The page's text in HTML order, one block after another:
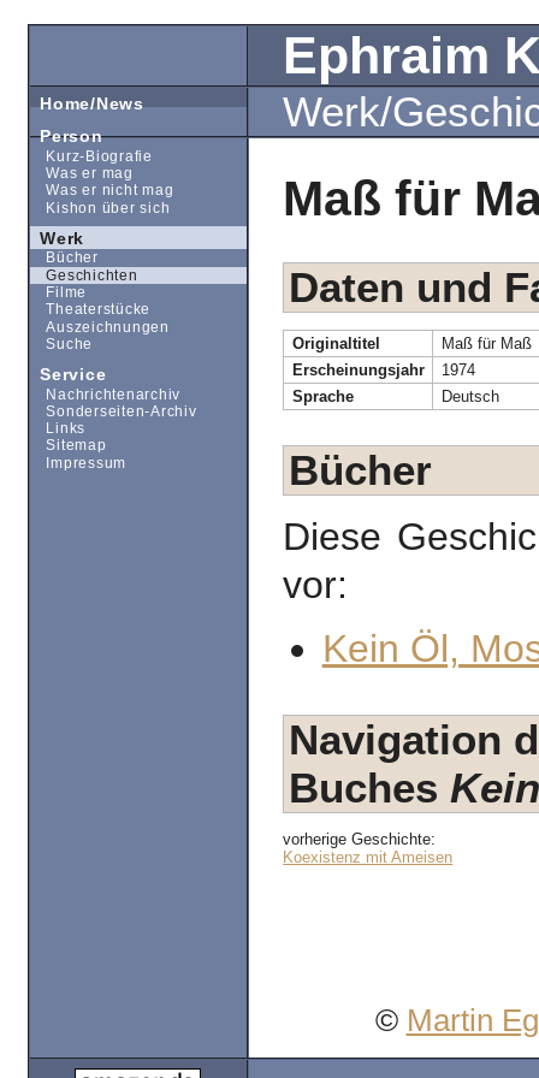
Ephraim
Werk/
Maß für
Daten und
Originaltitel
Maß für Maß
Erscheinungsjahr
1974
Sprache
Deutsch
Bücher
Diese
vor:
Kein Öl,
Navigation
Buches
vorherige Geschichte:
Koexistenz mit Ameisen
© Martin
Home/News
Person
Kurz-Biografie
Was er mag
Was er nicht mag
Kishon über sich
Werk
Bücher
Geschichten
Filme
Theaterstücke
Auszeichnungen
Suche
Service
Nachrichtenarchiv
Sonderseiten-Archiv
Links
Sitemap
Impressum